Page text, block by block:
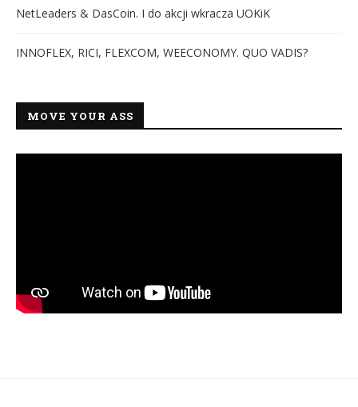
NetLeaders & DasCoin. I do akcji wkracza UOKiK
INNOFLEX, RICI, FLEXCOM, WEECONOMY. QUO VADIS?
MOVE YOUR ASS